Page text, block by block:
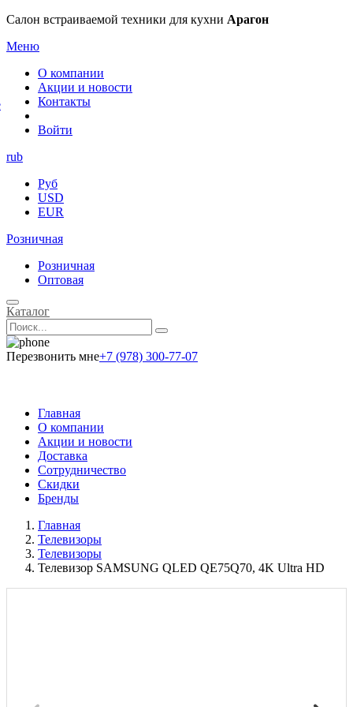
Салон встраиваемой техники для кухни Арагон
Меню
О компании
Акции и новости
Контакты
Войти
rub
Руб
USD
EUR
Розничная
Розничная
Оптовая
Каталог
Перезвонить мне+7 (978) 300-77-07
Главная
О компании
Акции и новости
Доставка
Сотрудничество
Скидки
Бренды
Главная
Телевизоры
Телевизоры
Телевизор SAMSUNG QLED QE75Q70, 4K Ultra HD